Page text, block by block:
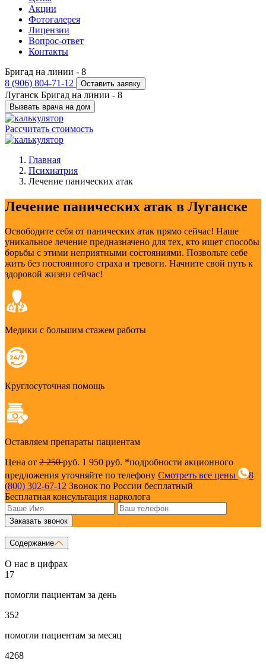
Акции
Фотогалерея
Лицензии
Вопрос-ответ
Контакты
Бригад на линии - 8
8 (906) 804-71-12
Оставить заявку
Луганск Бригад на линии - 8
Вызвать врача на дом
Рассчитать стоимость
Главная
Психиатрия
Лечение панических атак
Лечение панических атак в Луганске
Освободите себя от панических атак прямо сейчас! Наше
уникальное лечение предназначено для тех, кто ищет способы
борьбы с этими неприятными состояниями. Позвольте себе
жить без постоянного страха и тревоги. Начните свой путь к
здоровой жизни сейчас!
Медики с большим стажем работы
Круглосуточная помощь
Оставляем препараты пациентам
Цена от 2 250руб. 1 950 руб. *подробности акционного
предложения уточняйте по телефону Смотреть все цены
8
(800) 302-67-12 Звонок по России бесплатный
Бесплатная консультация нарколога
Заказать звонок
Содержание
О нас в цифрах
17
помогли пациентам за день
352
помогли пациентам за месяц
4268